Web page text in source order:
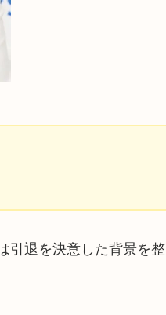
引退を決意した背景を整